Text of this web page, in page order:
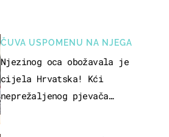
ČUVA USPOMENU NA NJEGA
Njezinog oca obožavala je
cijela Hrvatska! Kći
neprežaljenog pjevača